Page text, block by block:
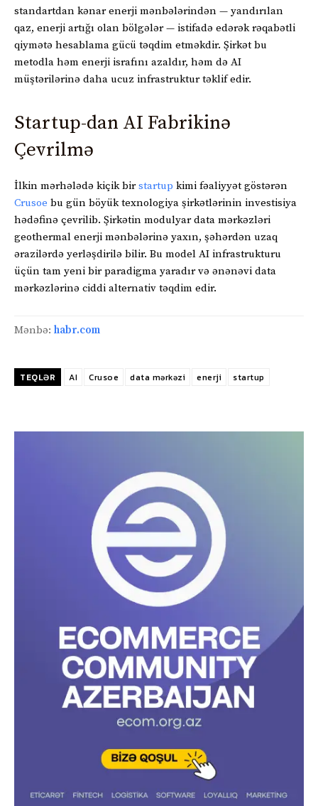
standartdan kənar enerji mənbələrindən — yandırılan
qaz, enerji artığı olan bölgələr — istifadə edərək rəqabətli
qiymətə hesablama gücü təqdim etməkdir. Şirkət bu
metodla həm enerji israfını azaldır, həm də AI
müştərilərinə daha ucuz infrastruktur təklif edir.
Startup-dan AI Fabrikinə
Çevrilmə
İlkin mərhələdə kiçik birstartup kimi fəaliyyət göstərən
Crusoe bu gün böyük texnologiya şirkətlərinin investisiya
hədəfinə çevrilib. Şirkətin modulyar data mərkəzləri
geothermal enerji mənbələrinə yaxın, şəhərdən uzaq
ərazilərdə yerləşdirilə bilir. Bu model AI infrastrukturu
üçün tam yeni bir paradigma yaradır və ənənəvi data
mərkəzlərinə ciddi alternativ təqdim edir.
Mənbə: habr.com
TEQLƏR AI Crusoe data mərkəzi enerji startup